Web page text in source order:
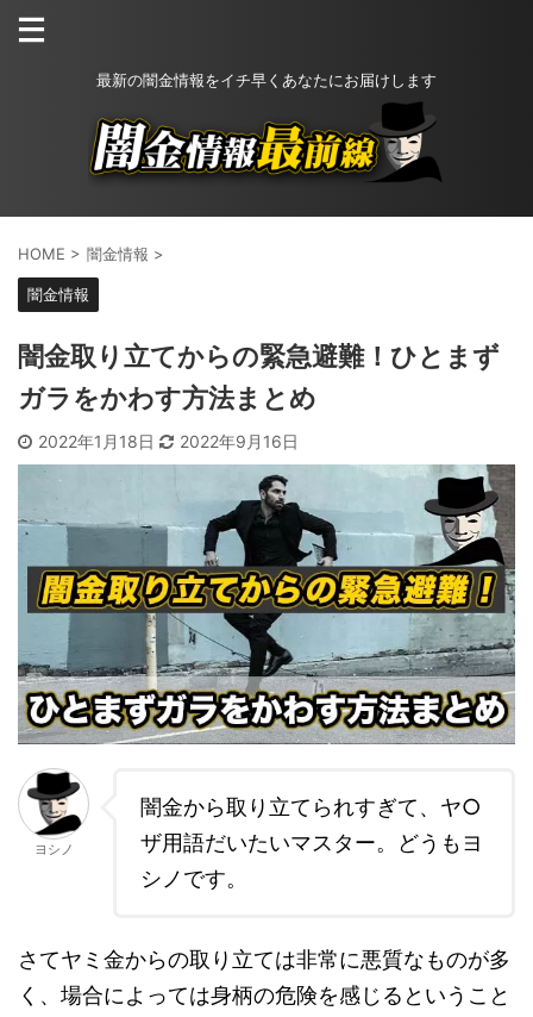
最新の闇金情報をイチ早くあなたにお届けします
HOME > 闇金情報 >
闇金情報
闇金取り立てからの緊急避難！ひとまず
ガラをかわす方法まとめ
2022年1月18日 2022年9月16日
ヨシノ
闇金から取り立てられすぎて、ヤ○
ザ用語だいたいマスター。どうもヨ
シノです。
さてヤミ金からの取り立ては非常に悪質なものが多
く、場合によっては身柄の危険を感じるということ